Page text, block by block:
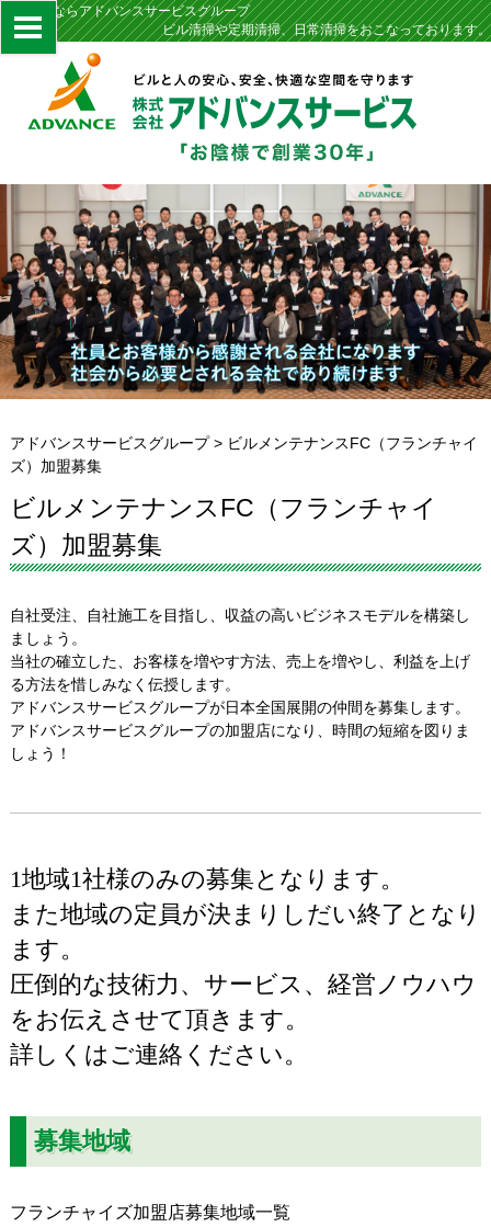
定期清掃ならアドバンスサービスグループ
ビル清掃や定期清掃、日常清掃をおこなっております。
アドバンスサービスグループ> ビルメンテナンスFC（フランチャイ
ズ）加盟募集
ビルメンテナンスFC（フランチャイ
ズ）加盟募集
自社受注、自社施工を目指し、収益の高いビジネスモデルを構築し
ましょう。
当社の確立した、お客様を増やす方法、売上を増やし、利益を上げ
る方法を惜しみなく伝授します。
アドバンスサービスグループが日本全国展開の仲間を募集します。
アドバンスサービスグループの加盟店になり、時間の短縮を図りま
しょう！
1地域1社様のみの募集となります。
また地域の定員が決まりしだい終了となり
ます。
圧倒的な技術力、サービス、経営ノウハウ
をお伝えさせて頂きます。
詳しくはご連絡ください。
募集地域
フランチャイズ加盟店募集地域一覧